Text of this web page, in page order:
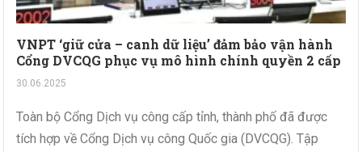
VNPT ‘giữ cửa – canh dữ liệu’ đảm bảo vận hành
Cổng DVCQG phục vụ mô hình chính quyền 2 cấp
30.06.2025
Toàn bộ Cổng Dịch vụ công cấp tỉnh, thành phố đã được
tích hợp về Cổng Dịch vụ công Quốc gia (DVCQG). Tập